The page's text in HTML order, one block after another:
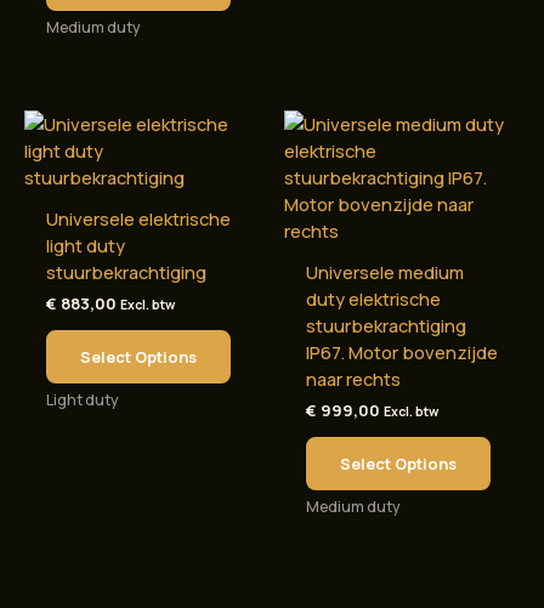
Medium duty
Universele elektrische
light duty
stuurbekrachtiging
€ 883,00 Excl. btw
Select Options
Light duty
Universele medium
duty elektrische
stuurbekrachtiging
IP67. Motor bovenzijde
naar rechts
€ 999,00 Excl. btw
Select Options
Medium duty